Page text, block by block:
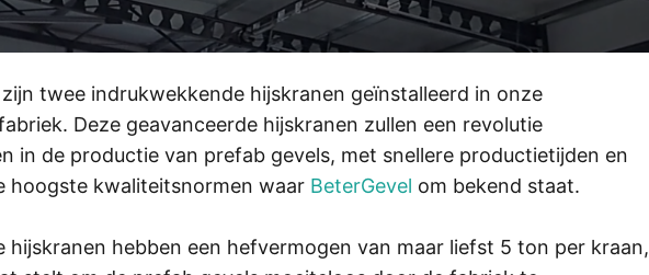
zijn twee indrukwekkende hijskranen geïnstalleerd in onze
Deze geavanceerde hijskranen zullen een revolutie
in de productie van prefab gevels, met snellere productietijden en
hoogste kwaliteitsnormen waar BeterGevel om bekend staat.
hijskranen hebben een hefvermogen van maar liefst 5 ton per kraan,